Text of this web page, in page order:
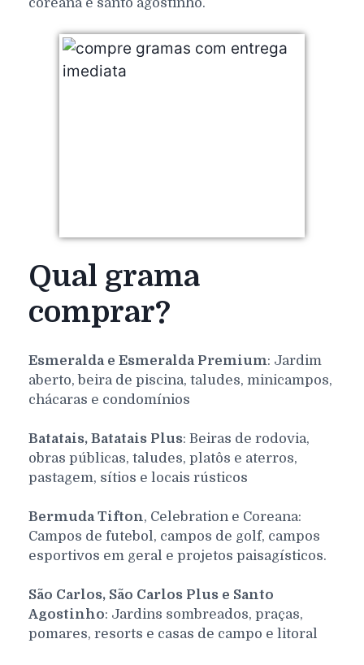
Qual grama
comprar?
Esmeralda e Esmeralda Premium: Jardim
aberto, beira de piscina, taludes, minicampos,
chácaras e condomínios
Batatais, Batatais Plus: Beiras de rodovia,
obras públicas, taludes, platôs e aterros,
pastagem, sítios e locais rústicos
Bermuda Tifton, Celebration e Coreana:
Campos de futebol, campos de golf, campos
esportivos em geral e projetos paisagísticos.
São Carlos, São Carlos Plus e Santo
Agostinho: Jardins sombreados, praças,
pomares, resorts e casas de campo e litoral